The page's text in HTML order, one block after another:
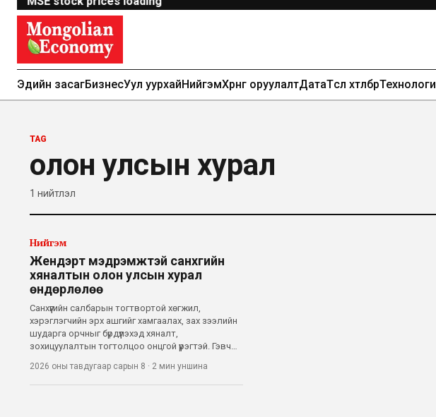
Эдийн засагБизнесУул уурхайНийгэмХөрөнгө оруулалтДатаТөсөл хөтөлбөрТехнологи
TAG
олон улсын хурал
1 нийтлэл
Нийгэм
Жендэрт мэдрэмжтэй санхүүгийн
хяналтын олон улсын хурал
өндөрлөлөө
Санхүүгийн салбарын тогтвортой хөгжил,
хэрэглэгчийн эрх ашгийг хамгаалах, зах зээлийн
шударга орчныг бүрдүүлэхэд хяналт,
зохицуулалтын тогтолцоо онцгой үүрэгтэй. Гэвч
хэрэгцээ, ялгаатай нөхцөл байдлыг хангалттай
тусгадаггүйгээс эмэгтэй хэрэглэгчдэд тулга
2026 оны тавдугаар сарын 8 · 2 мин уншина